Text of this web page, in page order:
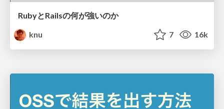
RubyとRailsの何が強いのか
knu
7 16k